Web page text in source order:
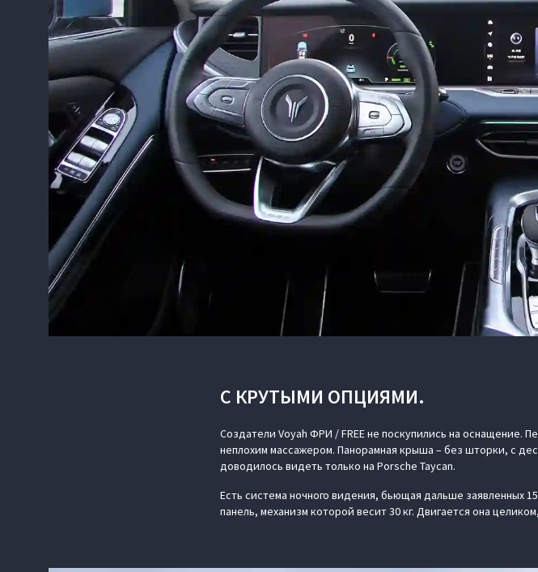
С КРУТЫМИ ОПЦИЯМИ.
Создатели Voyah ФРИ / FREE не поскупились на оснащение.
неплохим массажером. Панорамная крыша – без шторки, с
доводилось видеть только на Porsche Taycan.
Есть система ночного видения, бьющая дальше заявленных
панель, механизм которой весит 30 кг. Двигается она